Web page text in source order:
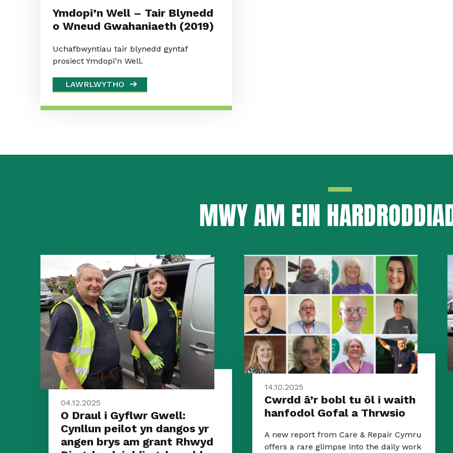
Ymdopi’n Well – Tair Blynedd
o Wneud Gwahaniaeth (2019)
Uchafbwyntiau tair blynedd gyntaf
prosiect Ymdopi’n Well.
LAWRLWYTHO
MWY AM EIN
04.12.2025
O Draul i Gyflwr Gwell:
Cynllun peilot yn dangos yr
angen brys am grant Rhwyd
14.10.2025
Cwrdd â’r bobl tu ôl i waith
hanfodol Gofal a Thrwsio
A new report from Care & Repair Cymru
offers a rare glimpse into the daily work